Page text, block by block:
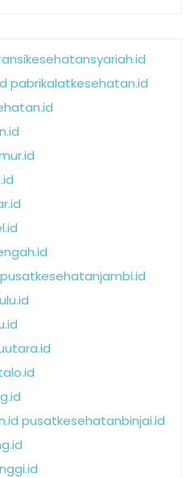
pabrikalatkesehatan.id
pusatkesehatanjambi.id
pusatkesehatanbinjai.id